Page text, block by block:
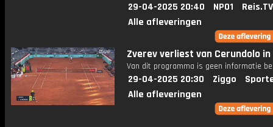
29-04-2025 20:40 NPO1
Reis.TV
Alle afleveringen
Zverev verliest van Cerundolo
Van dit programma is geen informatie
29-04-2025 20:30 Ziggo
Alle afleveringen